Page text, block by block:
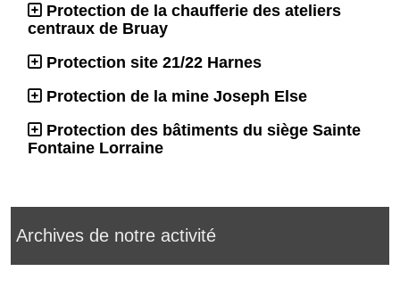
Protection de la chaufferie des ateliers
centraux de Bruay
Protection site 21/22 Harnes
Protection de la mine Joseph Else
Protection des bâtiments du siège Sainte
Fontaine Lorraine
Archives de notre activité